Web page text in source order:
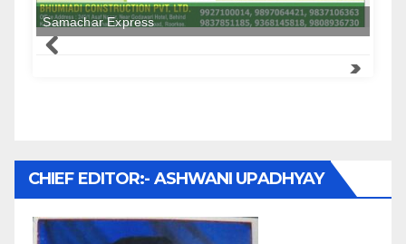
Samachar Express
CHIEF EDITOR:- ASHWANI UPADHYAY